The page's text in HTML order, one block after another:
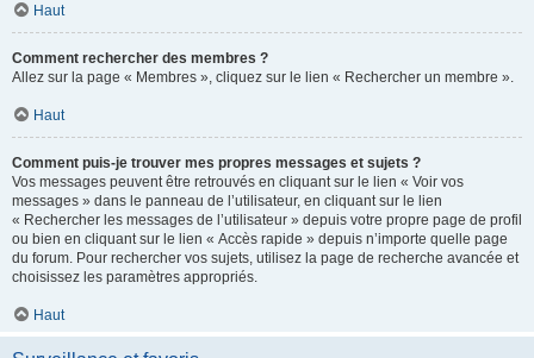
Haut
Comment rechercher des membres ?
Allez sur la page « Membres », cliquez sur le lien « Rechercher un membre ».
Haut
Comment puis-je trouver mes propres messages et sujets ?
Vos messages peuvent être retrouvés en cliquant sur le lien « Voir vos
messages » dans le panneau de l’utilisateur, en cliquant sur le lien
« Rechercher les messages de l’utilisateur » depuis votre propre page de profil
ou bien en cliquant sur le lien « Accès rapide » depuis n’importe quelle page
du forum. Pour rechercher vos sujets, utilisez la page de recherche avancée et
choisissez les paramètres appropriés.
Haut